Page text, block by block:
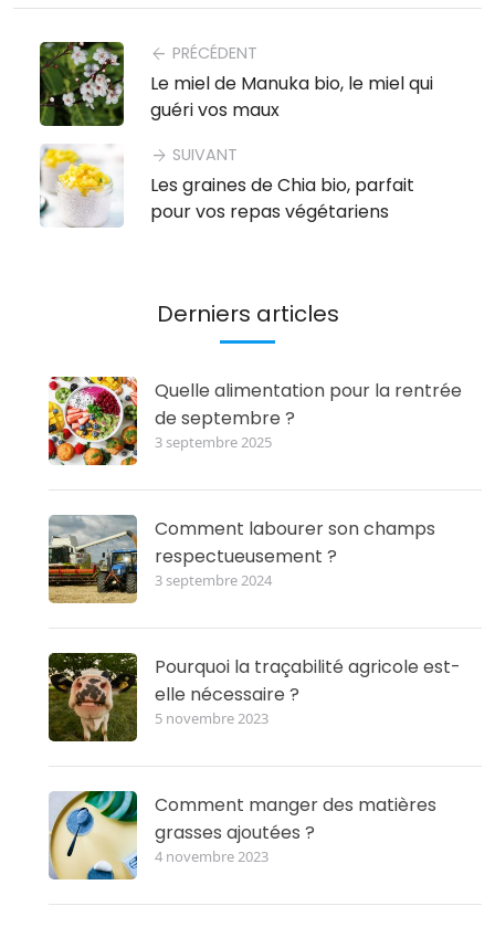
arrow_back PRÉCÉDENT
Le miel de Manuka bio, le miel qui
guéri vos maux
arrow_forward SUIVANT
Les graines de Chia bio, parfait
pour vos repas végétariens
Derniers articles
Quelle alimentation pour la rentrée
de septembre ?
3 septembre 2025
Comment labourer son champs
respectueusement ?
3 septembre 2024
Pourquoi la traçabilité agricole est-
elle nécessaire ?
5 novembre 2023
Comment manger des matières
grasses ajoutées ?
4 novembre 2023